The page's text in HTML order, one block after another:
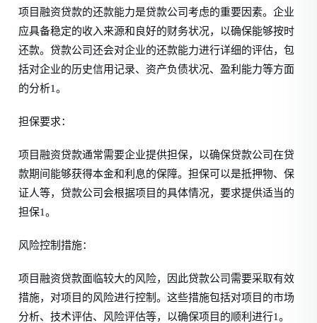
项目融资贷款的还款能力是贷款公司考虑的重要因素。企业
应具备稳定的收入来源和良好的财务状况，以确保能够按时
还款。贷款公司还会对企业的还款能力进行详细的评估，包
括对企业的历史信用记录、资产负债状况、盈利能力等方面
的分析1。
担保要求：
项目融资贷款通常需要企业提供担保，以确保贷款公司在贷
款期间能够获得本金和利息的保障。担保可以是抵押物、保
证人等，贷款公司会根据项目的具体情况，要求提供适当的
担保1。
风险控制措施：
项目融资贷款面临较大的风险，因此贷款公司需要采取有效
措施，对项目的风险进行控制。这些措施包括对项目的市场
分析、技术评估、风险评估等，以确保项目的顺利进行1。